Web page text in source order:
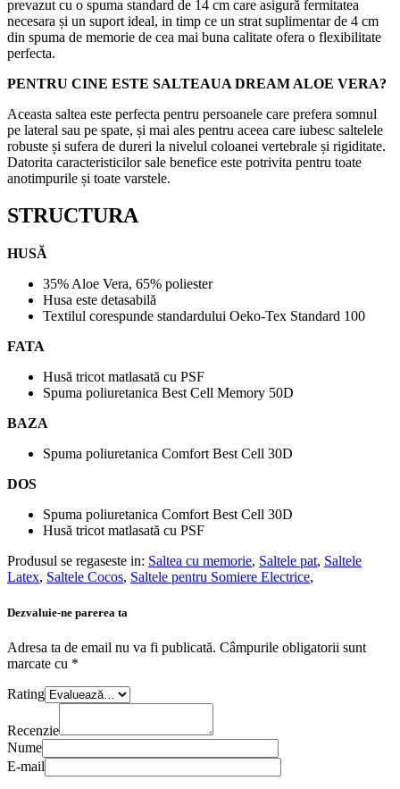
prevazut cu o spuma standard de 14 cm care asigură fermitatea
necesara și un suport ideal, in timp ce un strat suplimentar de 4 cm
din spuma de memorie de cea mai buna calitate ofera o flexibilitate
perfecta.
PENTRU CINE ESTE SALTEAUA DREAM ALOE VERA?
Aceasta saltea este perfecta pentru persoanele care prefera somnul
pe lateral sau pe spate, și mai ales pentru aceea care iubesc saltelele
robuste și sufera de dureri la nivelul coloanei vertebrale și rigiditate.
Datorita caracteristicilor sale benefice este potrivita pentru toate
anotimpurile și toate varstele.
STRUCTURA
HUSĂ
35% Aloe Vera, 65% poliester
Husa este detasabilă
Textilul corespunde standardului Oeko-Tex Standard 100
FATA
Husă tricot matlasată cu PSF
Spuma poliuretanica Best Cell Memory 50D
BAZA
Spuma poliuretanica Comfort Best Cell 30D
DOS
Spuma poliuretanica Comfort Best Cell 30D
Husă tricot matlasată cu PSF
Produsul se regaseste in: Saltea cu memorie, Saltele pat, Saltele
Latex, Saltele Cocos, Saltele pentru Somiere Electrice,
Dezvaluie-ne parerea ta
Adresa ta de email nu va fi publicată. Câmpurile obligatorii sunt
marcate cu *
Rating
Recenzie
Nume
E-mail